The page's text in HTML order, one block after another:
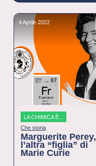
4 Aprile 2022
LA CHIMICA È...
Che storia
Marguerite Perey,
l’altra “figlia” di
Marie Curie